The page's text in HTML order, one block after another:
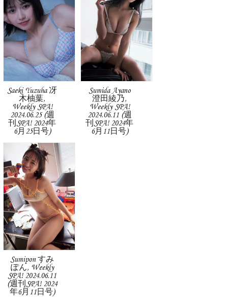
Saeki Yuzuha 冴
木柚葉,
Weekly SPA!
2024.06.25 (週
刊SPA! 2024年
6月25日号)
Sumida Ayano
澄田綾乃,
Weekly SPA!
2024.06.11 (週
刊SPA! 2024年
6月11日号)
Sumipon すみ
ぽん, Weekly
SPA! 2024.06.11
(週刊SPA! 2024
年6月11日号)